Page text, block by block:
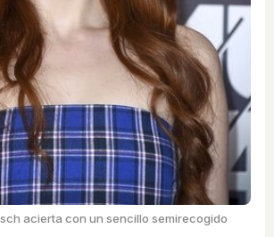
acierta con un sencillo semirecogido